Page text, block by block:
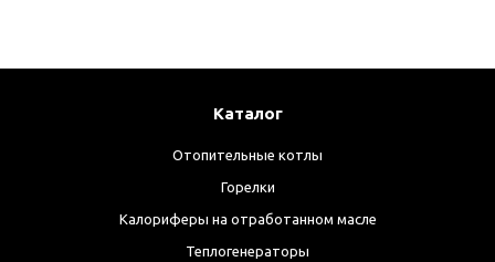
Каталог
Отопительные котлы
Горелки
Калориферы на отработанном масле
Теплогенераторы